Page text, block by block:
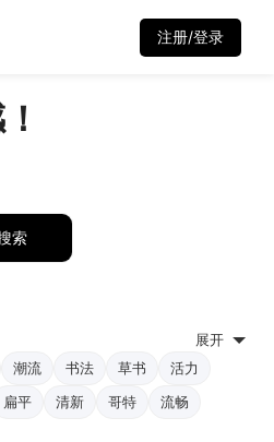
注册/登录
索
展开
潮流 书法 草书
活力
扁平 清新 哥特 流畅